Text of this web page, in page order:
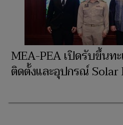
MEA-PEA เปิดรับขึ้นท
ติดตั้งและอุปกรณ์